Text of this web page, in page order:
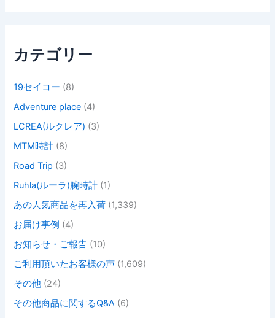
カテゴリー
19セイコー (8)
Adventure place (4)
LCREA(ルクレア) (3)
MTM時計 (8)
Road Trip (3)
Ruhla(ルーラ)腕時計 (1)
あの人気商品を再入荷 (1,339)
お届け事例 (4)
お知らせ・ご報告 (10)
ご利用頂いたお客様の声 (1,609)
その他 (24)
その他商品に関するQ&A (6)